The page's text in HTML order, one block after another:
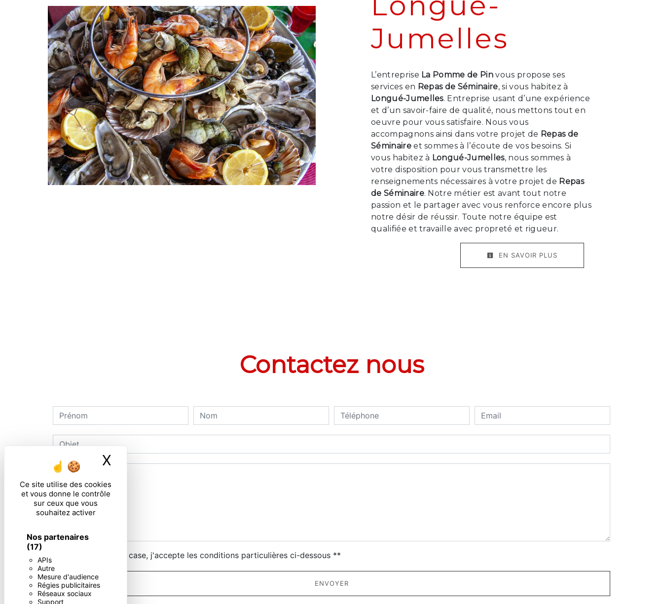
Ce site utilise des cookies
et vous donne le contrôle
sur ceux que vous
souhaitez activer
Nos partenaires
(17)
APIs
Autre
Mesure d'audience
Régies publicitaires
Réseaux sociaux
Support
X Masquer le bandeau des cookies
Jumelles
L’entreprise La Pomme de Pinvous propose ses
services en Repas de Séminaire, si vous habitez à
Longué-Jumelles. Entreprise usant d’une expérience
et d’un savoir-faire de qualité, nous mettons tout en
oeuvre pour vous satisfaire. Nous vous
accompagnons ainsi dans votre projet de Repas de
Séminaireet sommes à l’écoute de vos besoins. Si
vous habitez à Longué-Jumelles, nous sommes à
votre disposition pour vous transmettre les
renseignements nécessaires à votre projet de Repas
de Séminaire. Notre métier est avant tout notre
passion et le partager avec vous renforce encore plus
notre désir de réussir. Toute notre équipe est
qualifiée et travaille avec propreté et rigueur.
EN SAVOIR PLUS
Contactez nous
En cochant cette case, j'accepte les conditions particulières ci-dessous **
ENVOYER